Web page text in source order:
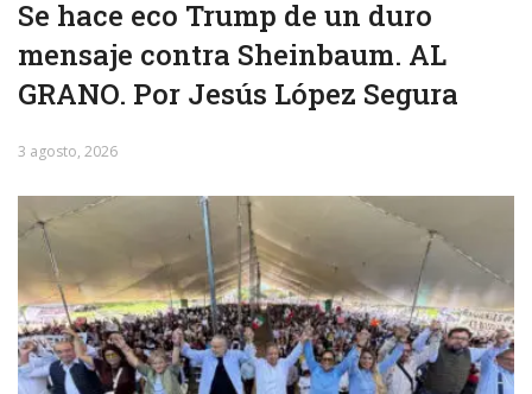
Se hace eco Trump de un duro
mensaje contra Sheinbaum. AL
GRANO. Por Jesús López Segura
3 agosto, 2026